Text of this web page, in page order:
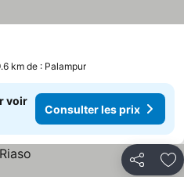
km de : Palampur
voir
Consulter les prix
Partager